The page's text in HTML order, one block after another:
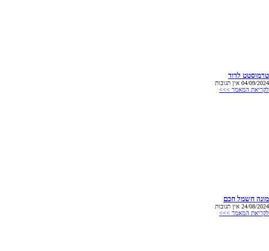
טרמוסטט לדוד
04/09/2024 אין תגובות
לקריאת המאמר >>>
מונה חשמל חכם
24/08/2024 אין תגובות
לקריאת המאמר >>>